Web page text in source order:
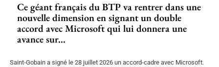
Ce géant français du BTP va rentrer dans une
nouvelle dimension en signant un double
accord avec Microsoft qui lui donnera une
avance sur...
Saint-Gobain a signé le 28 juillet 2026 un accord-cadre avec Microsoft.